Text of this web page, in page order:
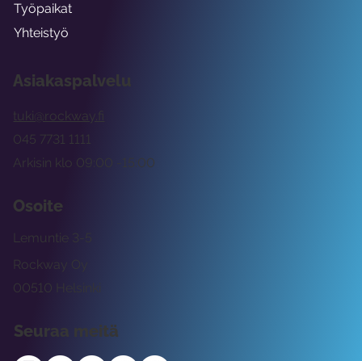
Asiakaspalvelu
tuki@rockway.fi
Arkisin klo 09:00 -15:00
045 7731 1111
Osoite
Rockway Oy
Lemuntie 3-5
00510 Helsinki
Seuraa meitä
Työpaikat
Yhteistyö